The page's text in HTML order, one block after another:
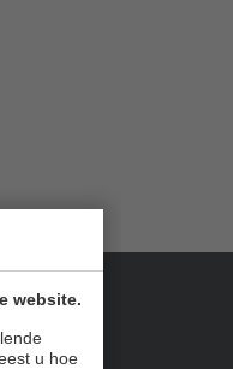
website.
u hoe